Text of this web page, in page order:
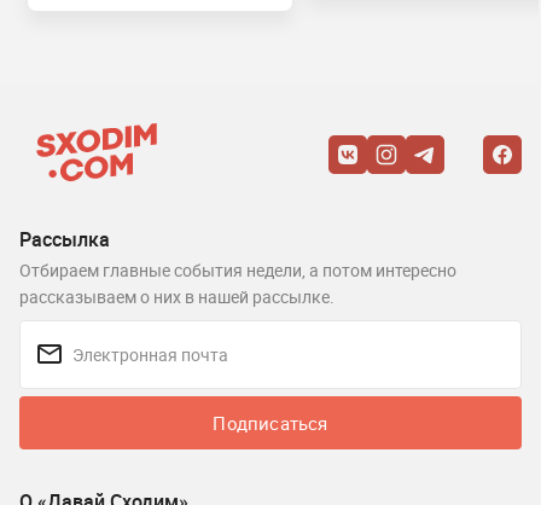
Рассылка
Отбираем главные события недели, а потом интересно
рассказываем о них в нашей рассылке.
Подписаться